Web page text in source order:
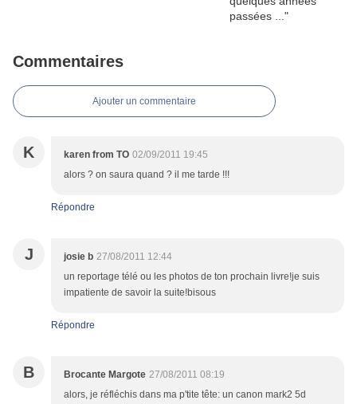
Commentaires
Ajouter un commentaire
K karen from TO 02/09/2011 19:45
alors ? on saura quand ? il me tarde !!!
Répondre
J josie b 27/08/2011 12:44
un reportage télé ou les photos de ton prochain livre!je suis
impatiente de savoir la suite!bisous
Répondre
B Brocante Margote 27/08/2011 08:19
alors, je réfléchis dans ma p'tite tête: un canon mark2 5d